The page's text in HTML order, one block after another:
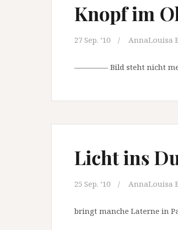
Knopf im
27 Sep. ’10 AnnaLouisa
————– Bild steht nicht
Licht ins
25 Sep. ’10 AnnaLouisa
bringt manche Laterne in